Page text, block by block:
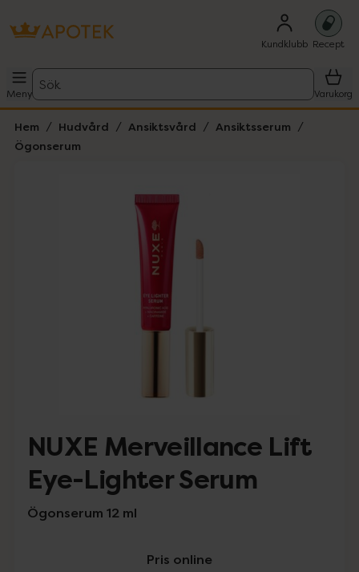
Kundklubb Recept
Meny
Sök
Varukorg
Hem Hudvård Ansiktsvård
Ansiktsserum
Ögonserum
Lista: . Innehåller 1 objekt.
NUXE Merveillance Lift
Eye-Lighter Serum
Ögonserum 12 ml
Pris online